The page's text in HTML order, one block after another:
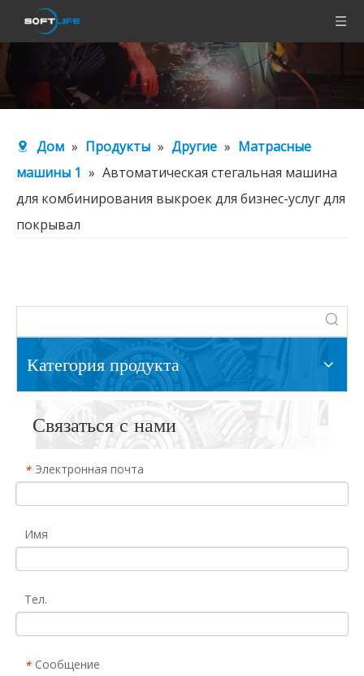
Дом » Продукты » Другие » Матрасные
машины 1 » Автоматическая стегальная машина
для комбинирования выкроек для бизнес-услуг для
покрывал
Категория продукта
Связаться с нами
* Электронная почта
Имя
Тел.
* Сообщение